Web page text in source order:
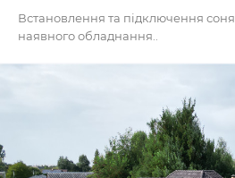
Встановлення та підключення
наявного обладнання..